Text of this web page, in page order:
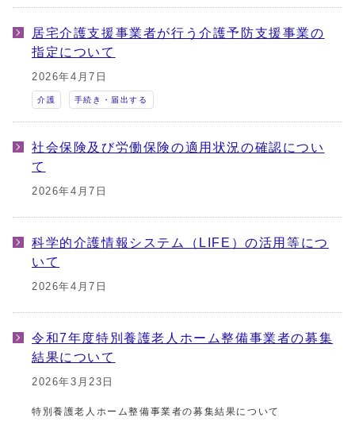
居宅介護支援事業者が行う介護予防支援事業の
指定について
2026年4月7日
介護 手続き・届出する
社会保険及び労働保険の適用状況の確認につい
て
2026年4月7日
科学的介護情報システム（LIFE）の活用等につ
いて
2026年4月7日
令和7年度特別養護老人ホーム整備事業者の募集
結果について
2026年3月23日
特別養護老人ホーム整備事業者の募集結果について